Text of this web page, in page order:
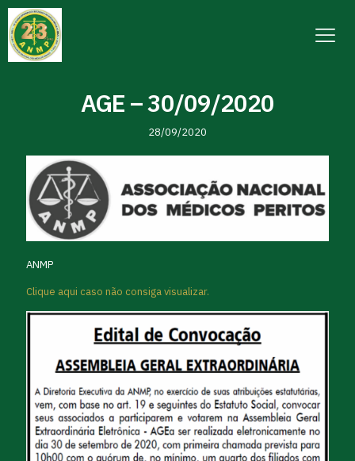
AGE – 30/09/2020
28/09/2020
ANMP
Clique aqui caso não consiga visualizar.